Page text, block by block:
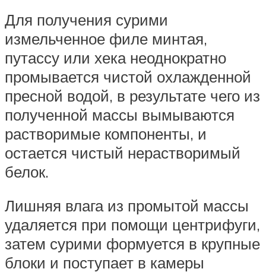
Для получения сурими
измельченное филе минтая,
путассу или хека неоднократно
промывается чистой охлажденной
пресной водой, в результате чего из
полученной массы вымываются
растворимые компоненты, и
остается чистый нерастворимый
белок.
Лишняя влага из промытой массы
удаляется при помощи центрифуги,
затем сурими формуется в крупные
блоки и поступает в камеры